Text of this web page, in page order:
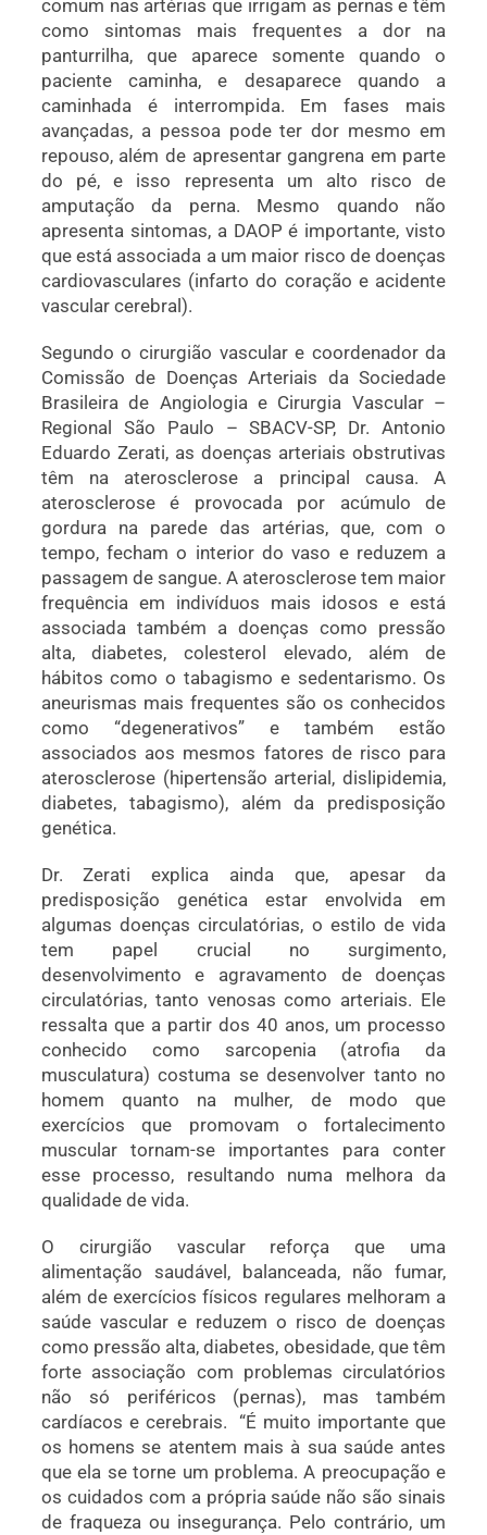
comum nas artérias que irrigam as pernas e têm
como sintomas mais frequentes a dor na
panturrilha, que aparece somente quando o
paciente caminha, e desaparece quando a
caminhada é interrompida. Em fases mais
avançadas, a pessoa pode ter dor mesmo em
repouso, além de apresentar gangrena em parte
do pé, e isso representa um alto risco de
amputação da perna. Mesmo quando não
apresenta sintomas, a DAOP é importante, visto
que está associada a um maior risco de doenças
cardiovasculares (infarto do coração e acidente
vascular cerebral).
Segundo o cirurgião vascular e coordenador da
Comissão de Doenças Arteriais da Sociedade
Brasileira de Angiologia e Cirurgia Vascular –
Regional São Paulo – SBACV-SP, Dr. Antonio
Eduardo Zerati, as doenças arteriais obstrutivas
têm na aterosclerose a principal causa. A
aterosclerose é provocada por acúmulo de
gordura na parede das artérias, que, com o
tempo, fecham o interior do vaso e reduzem a
passagem de sangue. A aterosclerose tem maior
frequência em indivíduos mais idosos e está
associada também a doenças como pressão
alta, diabetes, colesterol elevado, além de
hábitos como o tabagismo e sedentarismo. Os
aneurismas mais frequentes são os conhecidos
como “degenerativos” e também estão
associados aos mesmos fatores de risco para
aterosclerose (hipertensão arterial, dislipidemia,
diabetes, tabagismo), além da predisposição
genética.
Dr. Zerati explica ainda que, apesar da
predisposição genética estar envolvida em
algumas doenças circulatórias, o estilo de vida
tem papel crucial no surgimento,
desenvolvimento e agravamento de doenças
circulatórias, tanto venosas como arteriais. Ele
ressalta que a partir dos 40 anos, um processo
conhecido como sarcopenia (atrofia da
musculatura) costuma se desenvolver tanto no
homem quanto na mulher, de modo que
exercícios que promovam o fortalecimento
muscular tornam-se importantes para conter
esse processo, resultando numa melhora da
qualidade de vida.
O cirurgião vascular reforça que uma
alimentação saudável, balanceada, não fumar,
além de exercícios físicos regulares melhoram a
saúde vascular e reduzem o risco de doenças
como pressão alta, diabetes, obesidade, que têm
forte associação com problemas circulatórios
não só periféricos (pernas), mas também
cardíacos e cerebrais.
“É muito importante que
os homens se atentem mais à sua saúde antes
que ela se torne um problema. A preocupação e
os cuidados com a própria saúde não são sinais
de fraqueza ou insegurança. Pelo contrário, um